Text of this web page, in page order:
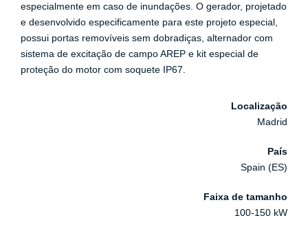
especialmente em caso de inundações. O gerador, projetado
e desenvolvido especificamente para este projeto especial,
possui portas removíveis sem dobradiças, alternador com
sistema de excitação de campo AREP e kit especial de
proteção do motor com soquete IP67.
Localização
Madrid
País
Spain (ES)
Faixa de tamanho
100-150 kW